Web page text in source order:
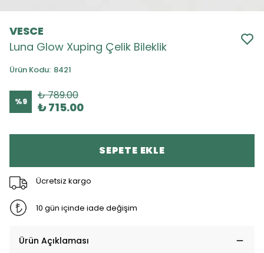
VESCE
Luna Glow Xuping Çelik Bileklik
Ürün Kodu: 8421
%9 ₺ 789.00
₺ 715.00
SEPETE EKLE
Ücretsiz kargo
10 gün içinde iade değişim
Ürün Açıklaması